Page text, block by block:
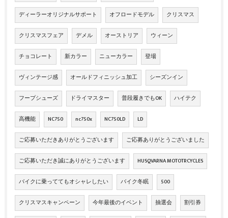
ディーラーオリジナルサポート オフロードモデル クリスマス
クリスマスフェア デメル オーストリア ウィーン
チョコレート 新カラー ニューカラー 登場
ヴィンテージ感 オールドフィニッシュ加工 シーズンイン
フープシューズ ドライマスター 普段履きでもOK ハイテク
高機能 NC750 nc750x NC750LD LD
ご応募いただきありがとうございます ご応募ありがとうございました
ご応募いただき誠にありがとうございます HUSQVARNA MOTOTRCYCLES
バイクに乗っててもオシャレしたい バイク冬眠 500
クリスマスキャンペーン 今年最後のイベント 抽選会 割引券